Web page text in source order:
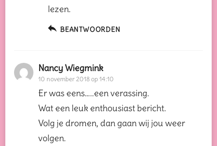
lezen.
BEANTWOORDEN
Nancy Wiegmink
10 november 2018 op 14:10
Er was eens…..een verassing.
Wat een leuk enthousiast bericht.
Volg je dromen, dan gaan wij jou weer
volgen.